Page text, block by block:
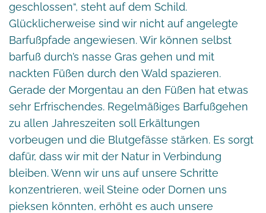
geschlossen“, steht auf dem Schild.
Glücklicherweise sind wir nicht auf angelegte
Barfußpfade angewiesen. Wir können selbst
barfuß durch’s nasse Gras gehen und mit
nackten Füßen durch den Wald spazieren.
Gerade der Morgentau an den Füßen hat etwas
sehr Erfrischendes. Regelmäßiges Barfußgehen
zu allen Jahreszeiten soll Erkältungen
vorbeugen und die Blutgefässe stärken. Es sorgt
dafür, dass wir mit der Natur in Verbindung
bleiben. Wenn wir uns auf unsere Schritte
konzentrieren, weil Steine oder Dornen uns
pieksen könnten, erhöht es auch unsere